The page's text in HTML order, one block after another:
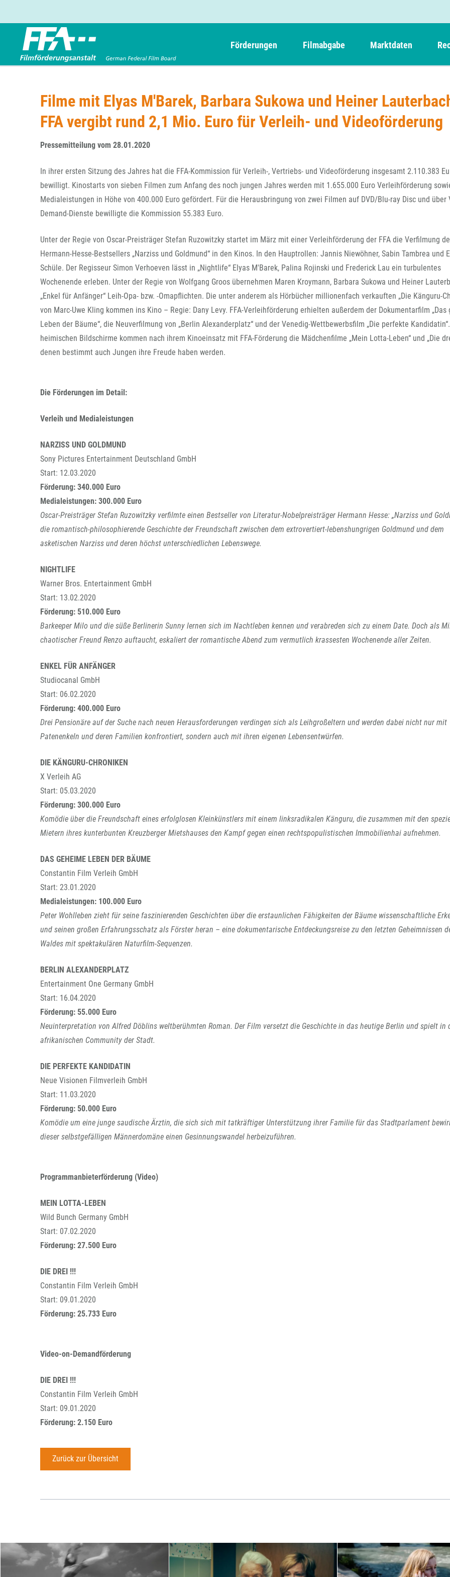
Förderungen
Entwicklungsförderung
Produktionsförderung
Verleihförderung
Folgevorhaben aus BKM-Preismitteln
Navigation
überspringen
Einreich- und Sitzungstermine
Webinare
Förderergebnisse
Filmabgabe
Filmabgabe von
Filmabgabe von Fernsehveranstaltern
Marktdaten
FFA 2025
Die FFA in Kürze
Gremien
Referendariat
Kurzfilmpreis Short Tiger
German Films und Vision Kino
Der besondere Kinderfilm
Filme mit Elyas M'Barek, Barbara Sukowa und Heiner
FFA vergibt rund 2,1 Mio. Euro für Verleih- und Videoförderung
Pressemitteilung vom 28.01.2020
In ihrer ersten Sitzung des Jahres hat die FFA-Kommission für Verleih-, Vertriebs- und Videoförderung insgesamt 2.110.383
bewilligt. Kinostarts von sieben Filmen zum Anfang des noch jungen Jahres werden mit 1.655.000 Euro Verleihförderung
Medialeistungen in Höhe von 400.000 Euro gefördert. Für die Herausbringung von zwei Filmen auf DVD/Blu-ray Disc und über
Demand-Dienste bewilligte die Kommission 55.383 Euro.
Unter der Regie von Oscar-Preisträger Stefan Ruzowitzky startet im März mit einer Verleihförderung der FFA die Verfilmung
Hermann-Hesse-Bestsellers „Narziss und Goldmund“ in den Kinos. In den Hauptrollen: Jannis Niewöhner, Sabin Tambrea und
Schüle. Der Regisseur Simon Verhoeven lässt in „Nightlife“ Elyas M'Barek, Palina Rojinski und Frederick Lau ein turbulentes
Wochenende erleben. Unter der Regie von Wolfgang Groos übernehmen Maren Kroymann, Barbara Sukowa und Heiner
„Enkel für Anfänger“ Leih-Opa- bzw. -Omapflichten. Die unter anderem als Hörbücher millionenfach verkauften „Die Känguru-
von Marc-Uwe Kling kommen ins Kino – Regie: Dany Levy. FFA-Verleihförderung erhielten außerdem der Dokumentarfilm „Das
Leben der Bäume“, die Neuverfilmung von „Berlin Alexanderplatz“ und der Venedig-Wettbewerbsfilm „Die perfekte
heimischen Bildschirme kommen nach ihrem Kinoeinsatz mit FFA-Förderung die Mädchenfilme „Mein Lotta-Leben“ und „Die
denen bestimmt auch Jungen ihre Freude haben werden.
Die Förderungen im Detail:
Verleih und Medialeistungen
NARZISS UND GOLDMUND
Sony Pictures Entertainment Deutschland GmbH
Start: 12.03.2020
Förderung: 340.000 Euro
Medialeistungen: 300.000 Euro
Oscar-Preisträger Stefan Ruzowitzky verfilmte einen Bestseller von Literatur-Nobelpreisträger Hermann Hesse: „Narziss und
die romantisch-philosophierende Geschichte der Freundschaft zwischen dem extrovertiert-lebenshungrigen Goldmund und dem
asketischen Narziss und deren höchst unterschiedlichen Lebenswege.
NIGHTLIFE
Warner Bros. Entertainment GmbH
Start: 13.02.2020
Förderung: 510.000 Euro
Barkeeper Milo und die süße Berlinerin Sunny lernen sich im Nachtleben kennen und verabreden sich zu einem Date. Doch als
chaotischer Freund Renzo auftaucht, eskaliert der romantische Abend zum vermutlich krassesten Wochenende aller Zeiten.
ENKEL FÜR ANFÄNGER
Studiocanal GmbH
Start: 06.02.2020
Förderung: 400.000 Euro
Drei Pensionäre auf der Suche nach neuen Herausforderungen verdingen sich als Leihgroßeltern und werden dabei nicht nur mit
Patenenkeln und deren Familien konfrontiert, sondern auch mit ihren eigenen Lebensentwürfen.
DIE KÄNGURU-CHRONIKEN
X Verleih AG
Start: 05.03.2020
Förderung: 300.000 Euro
Komödie über die Freundschaft eines erfolglosen Kleinkünstlers mit einem linksradikalen Känguru, die zusammen mit den
Mietern ihres kunterbunten Kreuzberger Mietshauses den Kampf gegen einen rechtspopulistischen Immobilienhai aufnehmen.
DAS GEHEIME LEBEN DER BÄUME
Constantin Film Verleih GmbH
Start: 23.01.2020
Medialeistungen: 100.000 Euro
Peter Wohlleben zieht für seine faszinierenden Geschichten über die erstaunlichen Fähigkeiten der Bäume wissenschaftliche
und seinen großen Erfahrungsschatz als Förster heran – eine dokumentarische Entdeckungsreise zu den letzten Geheimnissen
Waldes mit spektakulären Naturfilm-Sequenzen.
BERLIN ALEXANDERPLATZ
Entertainment One Germany GmbH
Start: 16.04.2020
Förderung: 55.000 Euro
Neuinterpretation von Alfred Döblins weltberühmten Roman. Der Film versetzt die Geschichte in das heutige Berlin und spielt in
afrikanischen Community der Stadt.
DIE PERFEKTE KANDIDATIN
Neue Visionen Filmverleih GmbH
Start: 11.03.2020
Förderung: 50.000 Euro
Komödie um eine junge saudische Ärztin, die sich sich mit tatkräftiger Unterstützung ihrer Familie für das Stadtparlament
dieser selbstgefälligen Männerdomäne einen Gesinnungswandel herbeizuführen.
Programmanbieterförderung (Video)
MEIN LOTTA-LEBEN
Wild Bunch Germany GmbH
Start: 07.02.2020
Förderung: 27.500 Euro
DIE DREI !!!
Constantin Film Verleih GmbH
Start: 09.01.2020
Förderung: 25.733 Euro
Video-on-Demandförderung
DIE DREI !!!
Constantin Film Verleih GmbH
Start: 09.01.2020
Förderung: 2.150 Euro
Zurück zur Übersicht